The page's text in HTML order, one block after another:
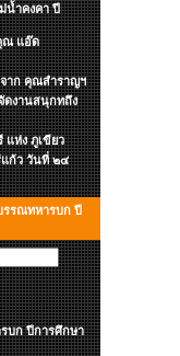
น้ำคงคา ปี
ณ แอ๊ด
จาก คุณสำราญฯ
ดงานสนุกทถึง
แห่ง ภูเขียว
แก้ว วันที่ ๒๔
รรณทหารบก ปี
บก ปีการศึกษา